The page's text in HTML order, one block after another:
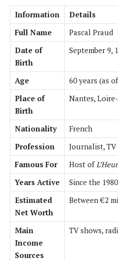
Information
Details
Full Name
Pascal Praud
Date of
Birth
September 9,
Age
60 years (as
Place of
Birth
Nantes,
Nationality
French
Profession
Journalist,
Famous For
Host of
Years Active
Since the
Estimated
Net Worth
Between €2
Main
Income
Sources
TV shows,